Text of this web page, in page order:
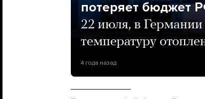
потеряет бюджет
22 июля, в Германии
температуру
4 года назад